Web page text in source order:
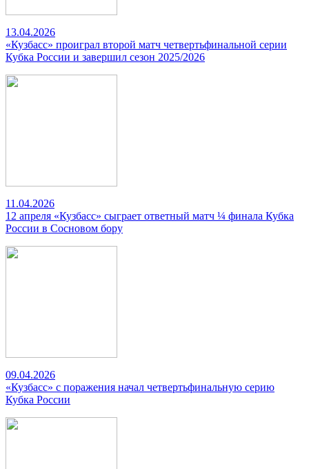
13.04.2026
«Кузбасс» проиграл второй матч четвертьфинальной серии
Кубка России и завершил сезон 2025/2026
11.04.2026
12 апреля «Кузбасс» сыграет ответный матч ¼ финала Кубка
России в Сосновом бору
09.04.2026
«Кузбасс» с поражения начал четвертьфинальную серию
Кубка России